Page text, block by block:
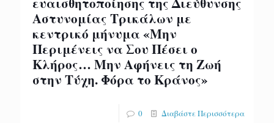
Αστυνομίας Τρικάλων με
κεντρικό μήνυμα «Μην
Περιμένεις να Σου Πέσει ο
Κλήρος… Μην Αφήνεις τη Ζωή
στην Τύχη. Φόρα το Κράνος»
0 Διαβάστε Περισσότερα